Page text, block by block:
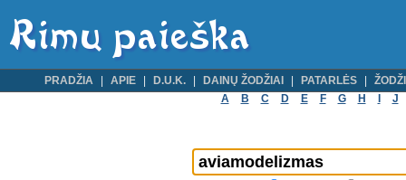
PRADŽIA APIE D.U.K. DAINŲ ŽODŽIAI PATARLĖS
A
B C D E F G H J